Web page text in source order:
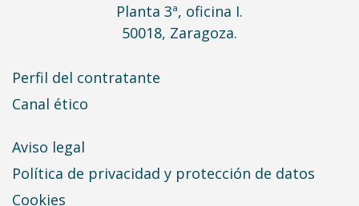
Planta 3ª, oficina I.
50018, Zaragoza.
Perfil del contratante
Canal ético
Aviso legal
Política de privacidad y protección de datos
Cookies